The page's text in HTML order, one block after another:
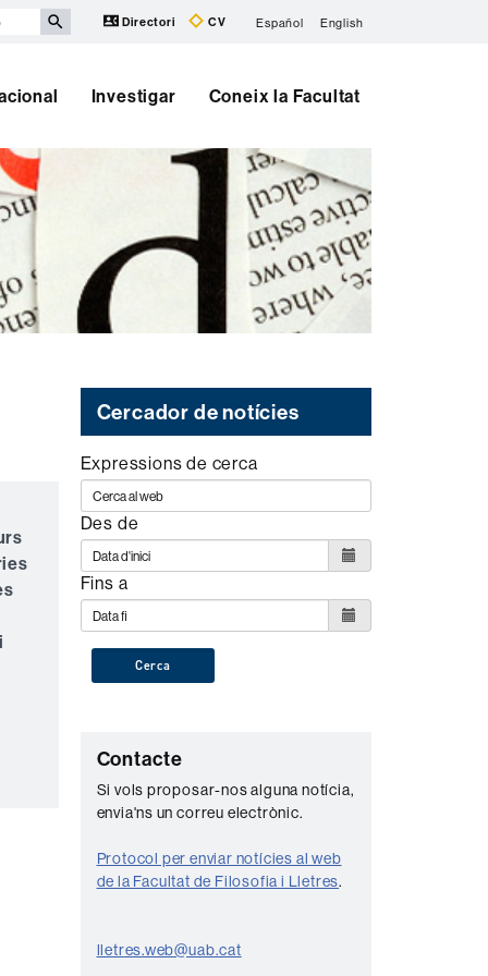
Directori CV Español English
Investigar Coneix la Facultat
Cercador de notícies
Expressions de cerca
Des de
Fins a
Cerca
C
o
n
t
a
t
Contacte
Si vols proposar-nos alguna notícia,
envia'ns un correu electrònic.
Protocol per enviar notícies al web
de la Facultat de Filosofia i Lletres.
lletres.web@uab.cat